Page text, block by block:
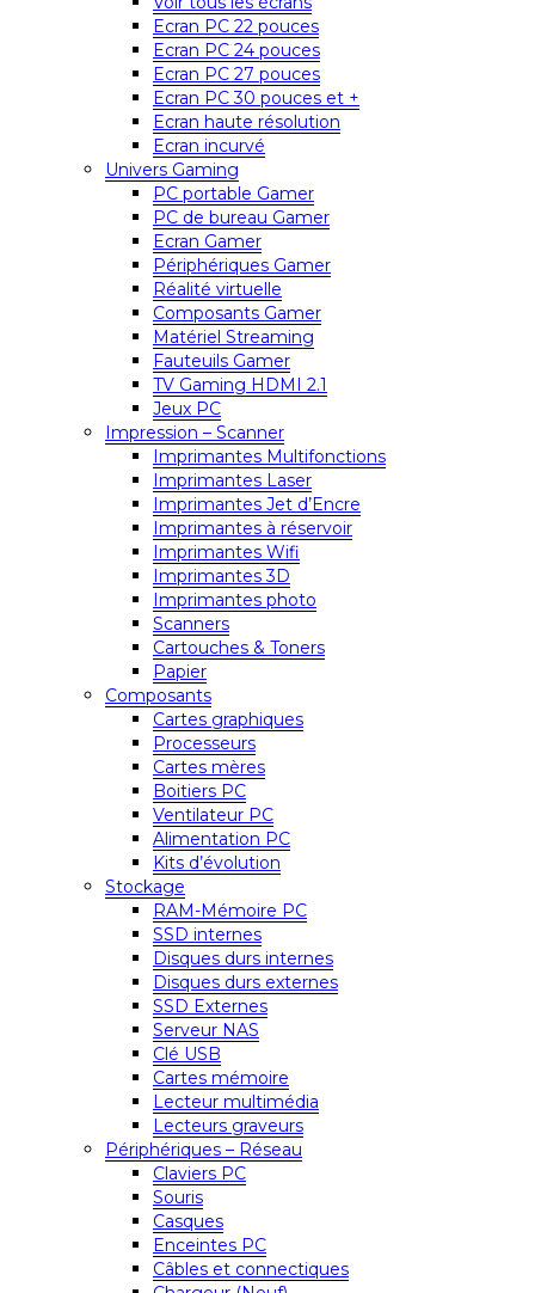
Ecran PC 22 pouces
Ecran PC 24 pouces
Ecran PC 27 pouces
Ecran PC 30 pouces et +
Ecran haute résolution
Ecran incurvé
Univers Gaming
PC portable Gamer
PC de bureau Gamer
Ecran Gamer
Périphériques Gamer
Réalité virtuelle
Composants Gamer
Matériel Streaming
Fauteuils Gamer
TV Gaming HDMI 2.1
Jeux PC
Impression – Scanner
Imprimantes Multifonctions
Imprimantes Laser
Imprimantes Jet d’Encre
Imprimantes à réservoir
Imprimantes Wifi
Imprimantes 3D
Imprimantes photo
Scanners
Cartouches & Toners
Papier
Composants
Cartes graphiques
Processeurs
Cartes mères
Boitiers PC
Ventilateur PC
Alimentation PC
Kits d’évolution
Stockage
RAM-Mémoire PC
SSD internes
Disques durs internes
Disques durs externes
SSD Externes
Serveur NAS
Clé USB
Cartes mémoire
Lecteur multimédia
Lecteurs graveurs
Périphériques – Réseau
Claviers PC
Souris
Casques
Enceintes PC
Câbles et connectiques